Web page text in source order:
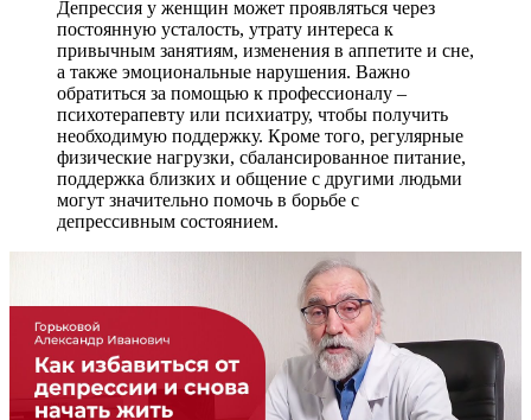
Депрессия у женщин может проявляться через
постоянную усталость, утрату интереса к
привычным занятиям, изменения в аппетите и сне,
а также эмоциональные нарушения. Важно
обратиться за помощью к профессионалу –
психотерапевту или психиатру, чтобы получить
необходимую поддержку. Кроме того, регулярные
физические нагрузки, сбалансированное питание,
поддержка близких и общение с другими людьми
могут значительно помочь в борьбе с
депрессивным состоянием.